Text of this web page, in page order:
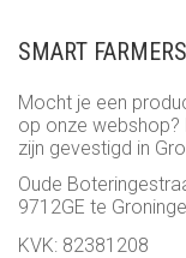
SMART FARMERS
Mocht je een
op onze webshop?
zijn gevestigd in
Oude
9712GE te
KVK: 82381208